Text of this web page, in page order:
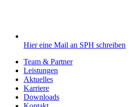
Hier eine Mail an SPH schreiben
Team & Partner
Leistungen
Aktuelles
Karriere
Downloads